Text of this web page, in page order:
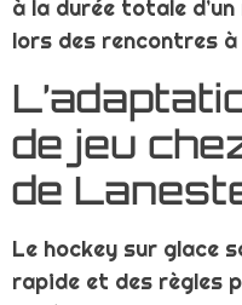
à la durée totale
lors des rencontres à
de jeu
de
Le hockey sur glace
rapide et des règles